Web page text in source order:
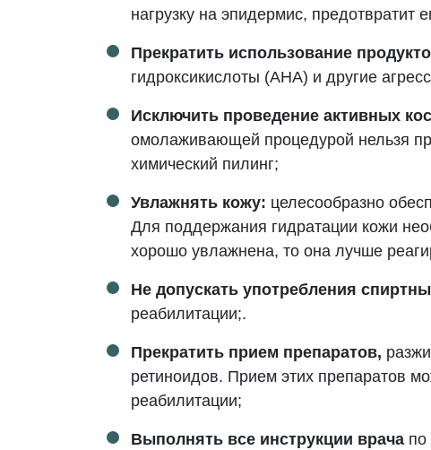
нагрузку на эпидермис,
Прекратить использование
гидроксикислоты (AHA) и другие
Исключить проведение активных
омолаживающей процедурой нельзя
химический пилинг;
Увлажнять кожу: целесообразно
Для поддержания гидратации кожи
хорошо увлажнена, то она лучше
Не допускать употребления
реабилитации;.
Прекратить прием препаратов,
ретиноидов. Прием этих препаратов
реабилитации;
Выполнять все инструкции врача по